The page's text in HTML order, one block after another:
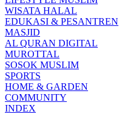
WISATA HALAL
EDUKASI & PESANTREN
MASJID
AL QURAN DIGITAL
MUROTTAL
SOSOK MUSLIM
SPORTS
HOME & GARDEN
COMMUNITY
INDEX